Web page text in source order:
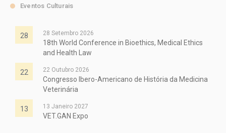
Eventos Culturais
28 28 Setembro 2026
18th World Conference in Bioethics, Medical Ethics
and Health Law
22 22 Outubro 2026
Congresso Ibero-Americano de História da Medicina
Veterinária
13 13 Janeiro 2027
VET.GAN Expo